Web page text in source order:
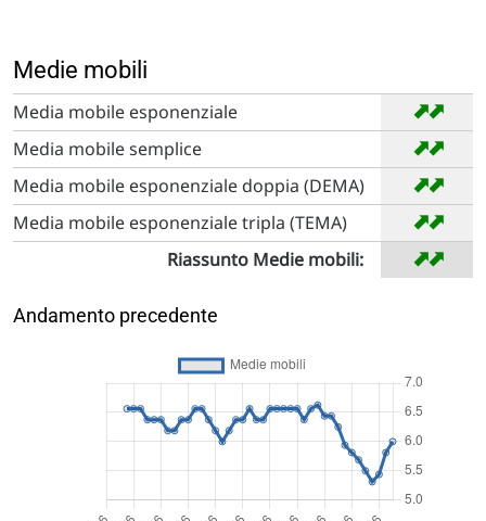
Medie mobili
Media mobile esponenziale ➡
➡
Media mobile semplice ➡
➡
Media mobile esponenziale doppia (DEMA) ➡
➡
Media mobile esponenziale tripla (TEMA) ➡
➡
Riassunto Medie mobili: ➡
➡
Andamento precedente